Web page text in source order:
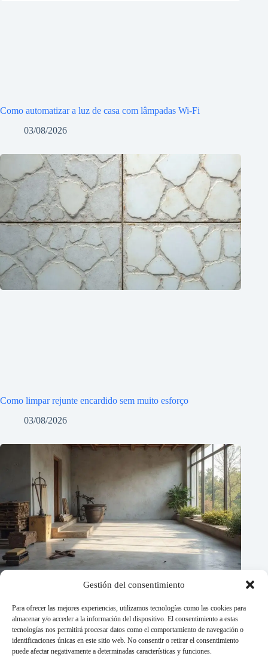
Gestión del consentimiento
Para ofrecer las mejores experiencias, utilizamos tecnologías como las cookies para
almacenar y/o acceder a la información del dispositivo. El consentimiento a estas
tecnologías nos permitirá procesar datos como el comportamiento de navegación o
identificaciones únicas en este sitio web. No consentir o retirar el consentimiento
puede afectar negativamente a determinadas características y funciones.
Como automatizar a luz de casa com lâmpadas Wi-Fi
03/08/2026
Como limpar rejunte encardido sem muito esforço
03/08/2026